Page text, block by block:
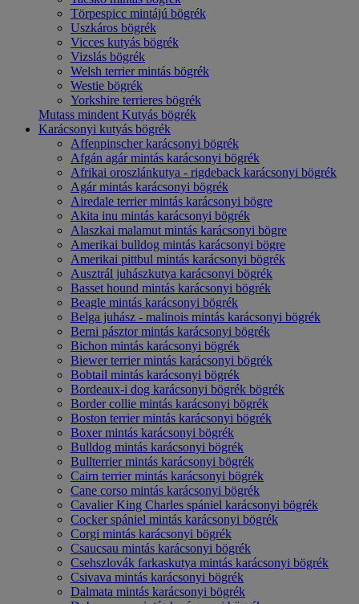
Törpespicc mintájú bögrék
Uszkáros bögrék
Vicces kutyás bögrék
Vizslás bögrék
Welsh terrier mintás bögrék
Westie bögrék
Yorkshire terrieres bögrék
Mutass mindent Kutyás bögrék
Karácsonyi kutyás bögrék
Affenpinscher karácsonyi bögrék
Afgán agár mintás karácsonyi bögrék
Afrikai oroszlánkutya - rigdeback karácsonyi bögrék
Agár mintás karácsonyi bögrék
Airedale terrier mintás karácsonyi bögre
Akita inu mintás karácsonyi bögrék
Alaszkai malamut mintás karácsonyi bögre
Amerikai bulldog mintás karácsonyi bögre
Amerikai pittbul mintás karácsonyi bögrék
Ausztrál juhászkutya karácsonyi bögrék
Basset hound mintás karácsonyi bögrék
Beagle mintás karácsonyi bögrék
Belga juhász - malinois mintás karácsonyi bögrék
Berni pásztor mintás karácsonyi bögrék
Bichon mintás karácsonyi bögrék
Biewer terrier mintás karácsonyi bögrék
Bobtail mintás karácsonyi bögrék
Bordeaux-i dog karácsonyi bögrék bögrék
Border collie mintás karácsonyi bögrék
Boston terrier mintás karácsonyi bögrék
Boxer mintás karácsonyi bögrék
Bulldog mintás karácsonyi bögrék
Bullterrier mintás karácsonyi bögrék
Cairn terrier mintás karácsonyi bögrék
Cane corso mintás karácsonyi bögrék
Cavalier King Charles spániel karácsonyi bögrék
Cocker spániel mintás karácsonyi bögrék
Corgi mintás karácsonyi bögrék
Csaucsau mintás karácsonyi bögrék
Csehszlovák farkaskutya mintás karácsonyi bögrék
Csivava mintás karácsonyi bögrék
Dalmata mintás karácsonyi bögrék